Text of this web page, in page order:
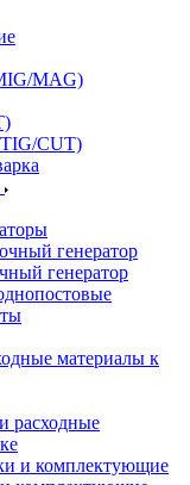
MAG)
CUT)
генератор
генератор
материалы к
расходные
и комплектующие